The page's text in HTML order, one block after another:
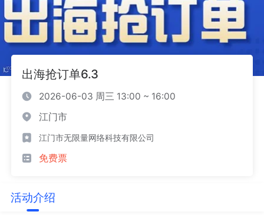
出海抢订单6.3
2026-06-03 周三 13:00 ~ 16:00
江门市
江门市无限量网络科技有限公司
免费票
活动介绍